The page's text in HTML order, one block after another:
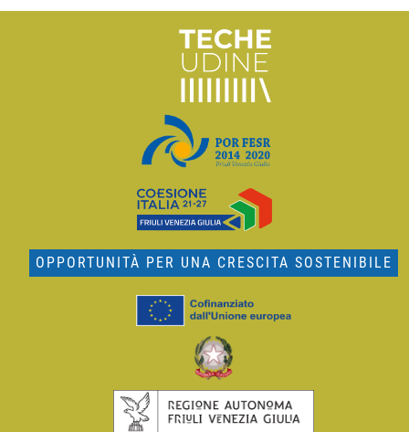
OPPORTUNITÀ PER UNA CRESCITA SOSTENIBILE